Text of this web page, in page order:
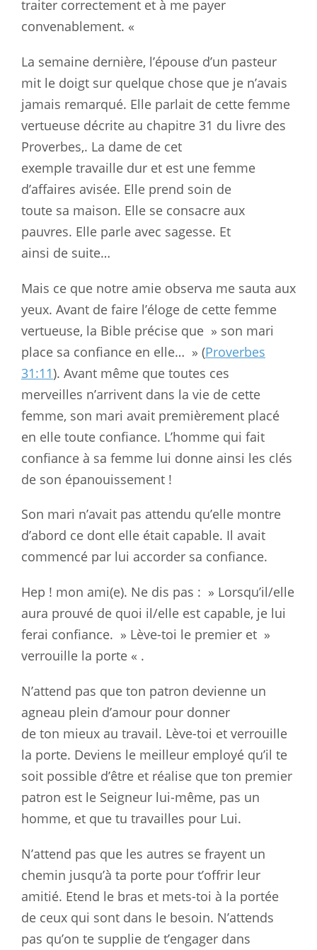
traiter correctement et à me payer
convenablement. «
La semaine dernière, l’épouse d’un pasteur
mit le doigt sur quelque chose que je n’avais
jamais remarqué. Elle parlait de cette femme
vertueuse décrite au chapitre 31 du livre des
Proverbes,. La dame de cet
exemple travaille dur et est une femme
d’affaires avisée. Elle prend soin de
toute sa maison. Elle se consacre aux
pauvres. Elle parle avec sagesse. Et
ainsi de suite…
Mais ce que notre amie observa me sauta aux
yeux. Avant de faire l’éloge de cette femme
vertueuse, la Bible précise que » son mari
place sa confiance en elle… » (Proverbes
31:11). Avant même que toutes ces
merveilles n’arrivent dans la vie de cette
femme, son mari avait premièrement placé
en elle toute confiance. L’homme qui fait
confiance à sa femme lui donne ainsi les clés
de son épanouissement !
Son mari n’avait pas attendu qu’elle montre
d’abord ce dont elle était capable. Il avait
commencé par lui accorder sa confiance.
Hep ! mon ami(e). Ne dis pas : » Lorsqu’il/elle
aura prouvé de quoi il/elle est capable, je lui
ferai confiance. » Lève-toi le premier et »
verrouille la porte « .
N’attend pas que ton patron devienne un
agneau plein d’amour pour donner
de ton mieux au travail. Lève-toi et verrouille
la porte. Deviens le meilleur employé qu’il te
soit possible d’être et réalise que ton premier
patron est le Seigneur lui-même, pas un
homme, et que tu travailles pour Lui.
N’attend pas que les autres se frayent un
chemin jusqu’à ta porte pour t’offrir leur
amitié. Etend le bras et mets-toi à la portée
de ceux qui sont dans le besoin. N’attends
pas qu’on te supplie de t’engager dans